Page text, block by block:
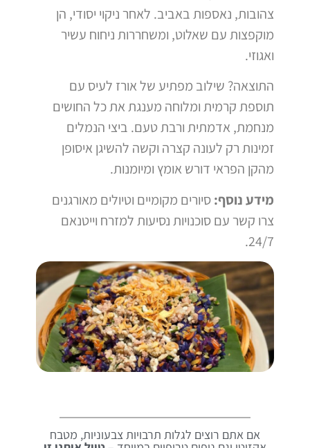
צהובות, נאספות באביב. לאחר ניקוי יסודי, הן
מוקפצות עם שאלוט, ומשחררות ניחוח עשיר
ואגוזי.
התוצאה? שילוב מפתיע של אורז לעיס עם
תוספת קרמית ומלוחה מענגת את כל החושים
מנחמת, אדמתית ורבת טעם. ביצי הנמלים
זמינות רק לעונה קצרה וקשה להשיגן איסופן
מהקן הפראי דורש אומץ ומיומנות.
מידע נוסף:סיורים מקומיים וטיולים מאורגנים
צרו קשר עם סוכנויות נסיעות למזרח וייטנאם
24/7.
אם אתם רוצים לגלות תרבויות צבעוניות, מטבח